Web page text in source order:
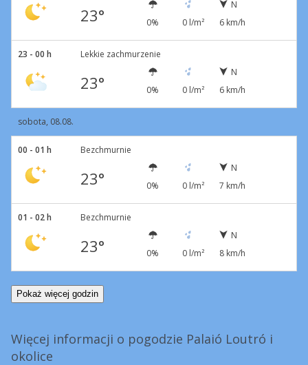
23° 0% 0 l/m²
N
6 km/h
23 - 00 h Lekkie zachmurzenie
23° 0% 0 l/m²
N
6 km/h
sobota, 08.08.
00 - 01 h Bezchmurnie
23° 0% 0 l/m²
N
7 km/h
01 - 02 h Bezchmurnie
23° 0% 0 l/m²
N
8 km/h
Pokaż więcej godzin
Więcej informacji o pogodzie Palaió Loutró i
okolice